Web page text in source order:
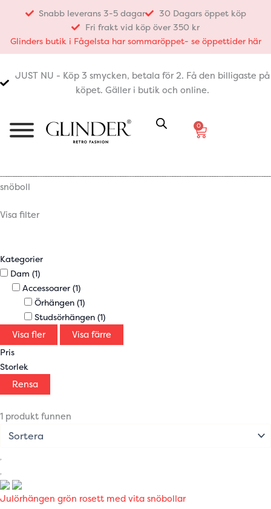
innehåll
Snabb leverans 3-5 dagar
30 Dagars öppet köp
Fri frakt vid köp över 350 kr
Glinders butik i Fågelsta har sommaröppet- se öppettider här
JUST NU - Köp 3 smycken, betala för 2. Få den billigaste på
köpet. Gäller i butik och online.
0
Varukorg
snöboll
Visa filter
Kategorier
Dam (1)
Accessoarer (1)
Örhängen (1)
Studsörhängen (1)
Visa fler Visa färre
Pris
Storlek
Rensa
1 produkt funnen
Julörhängen grön rosett med vita snöbollar